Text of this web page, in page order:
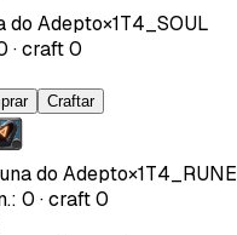
do Adepto×1T4_SOUL
·craft0
Craftar
do Adepto×1T4_RUNE
: 0 ·craft0